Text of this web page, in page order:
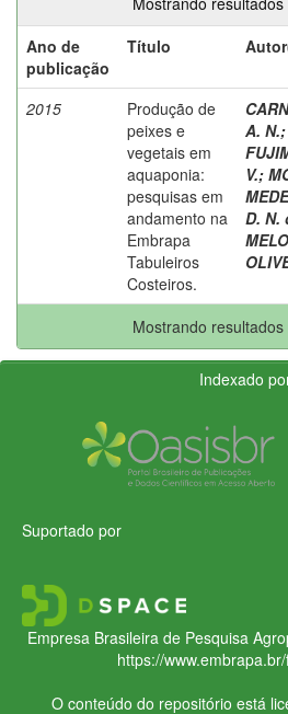
Ano de
publicação
Título
2015
Produção de
peixes e
vegetais em
aquaponia:
pesquisas em
andamento na
Embrapa
Tabuleiros
Costeiros.
A. N.;
V.;
D. N.
Mostrando resultados
Indexado
Suportado por
Empresa Brasileira de Pesquisa
https://
O conteúdo do repositório está